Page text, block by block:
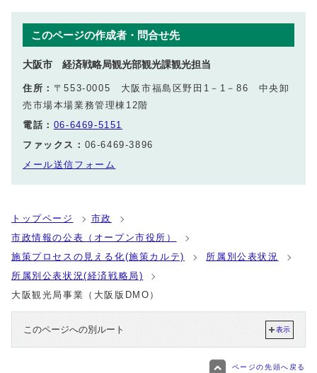
このページの作成者・問合せ先
大阪市 経済戦略局観光部観光課観光担当
住所： 〒553-0005 大阪市福島区野田1－1－86 中央卸
売市場本場業務管理棟12階
電話： 06-6469-5151
ファックス： 06-6469-3896
メール送信フォーム
トップページ
市政
市政情報の公表（オープン市役所）
施策プロセスの見える化(施策カルテ)
所属別公表状況
所属別公表状況(経済戦略局)
大阪観光局事業（大阪版DMO）
このページへの別ルート 表示
ページの先頭へ戻る